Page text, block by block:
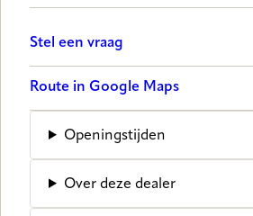
Stel een vraag
Route in Google Maps
Openingstijden
Over deze dealer